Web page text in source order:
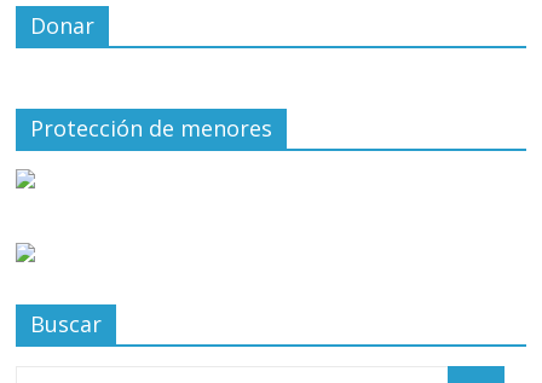
Donar
Protección de menores
Buscar